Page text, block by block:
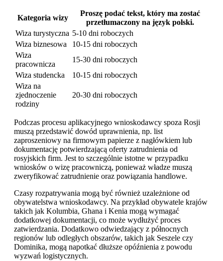
Kategoria wizy
Proszę podać tekst, który ma zostać
przetłumaczony na język polski.
Wiza turystyczna 5-10 dni roboczych
Wiza biznesowa
10-15 dni roboczych
Wiza
pracownicza
15-30 dni roboczych
Wiza studencka
10-15 dni roboczych
Wiza na
zjednoczenie
rodziny
20-30 dni roboczych
Podczas procesu aplikacyjnego wnioskodawcy spoza Rosji
muszą przedstawić dowód uprawnienia, np. list
zaproszeniowy na firmowym papierze z nagłówkiem lub
dokumentację potwierdzającą oferty zatrudnienia od
rosyjskich firm. Jest to szczególnie istotne w przypadku
wniosków o wizę pracowniczą, ponieważ władze muszą
zweryfikować zatrudnienie oraz powiązania handlowe.
Czasy rozpatrywania mogą być również uzależnione od
obywatelstwa wnioskodawcy. Na przykład obywatele krajów
takich jak Kolumbia, Ghana i Kenia mogą wymagać
dodatkowej dokumentacji, co może wydłużyć proces
zatwierdzania. Dodatkowo odwiedzający z północnych
regionów lub odległych obszarów, takich jak Seszele czy
Dominika, mogą napotkać dłuższe opóźnienia z powodu
wyzwań logistycznych.